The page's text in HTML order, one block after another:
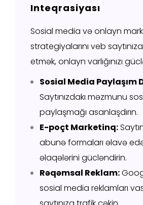
Inteqrasiyası
Sosial media və onlayn
strategiyalarını veb
etmək, onlayn varlığınızı
Sosial Media Paylaşım
Saytınızdakı məzmunu
paylaşmağı asanlaşdırın.
E-poçt Marketinq:
abunə formaları əlavə
əlaqələrini gücləndirin.
Rəqəmsal Reklam:
sosial media reklamları